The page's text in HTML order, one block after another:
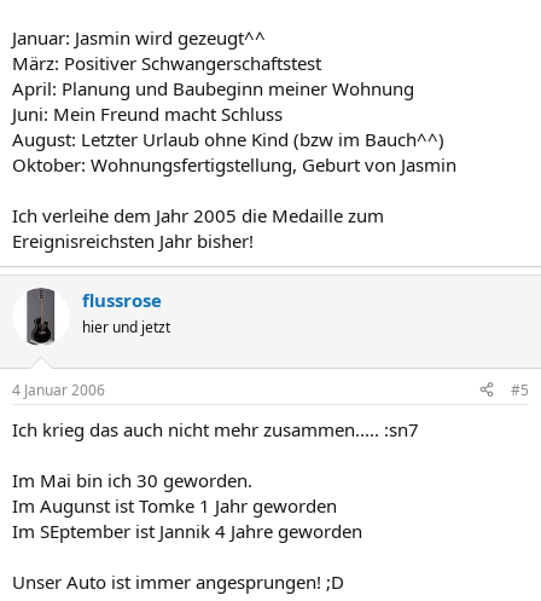
Januar: Jasmin wird gezeugt^^
März: Positiver Schwangerschaftstest
April: Planung und Baubeginn meiner Wohnung
Juni: Mein Freund macht Schluss
August: Letzter Urlaub ohne Kind (bzw im Bauch^^)
Oktober: Wohnungsfertigstellung, Geburt von Jasmin
Ich verleihe dem Jahr 2005 die Medaille zum
Ereignisreichsten Jahr bisher!
flussrose
hier und jetzt
4 Januar 2006 #5
Ich krieg das auch nicht mehr zusammen..... :sn7
Im Mai bin ich 30 geworden.
Im Augunst ist Tomke 1 Jahr geworden
Im SEptember ist Jannik 4 Jahre geworden
Unser Auto ist immer angesprungen! ;D